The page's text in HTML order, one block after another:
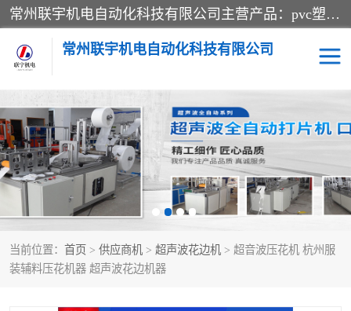
常州联宇机电自动化科技有限公司主营产品：pvc塑料焊机、高频热合机、软膜天花压边机、服装布料凹凸压花机、布料3d压印设备、服装植胶设备、超声波布料花边机、无纺布热合机、全自动压花机。
常州联宇机电自动化科技有限公司
当前位置： 首页 > 供应商机 > 超声波花边机 > 超音波压花机 杭州服
装辅料压花机器 超声波花边机器
压花定型机以及压花模具 超声波热合机
高频热合机 超声波花边机
超声波复合压花机 凹凸压花机压标机
3040凹凸压花机 双头服装凹凸压花机